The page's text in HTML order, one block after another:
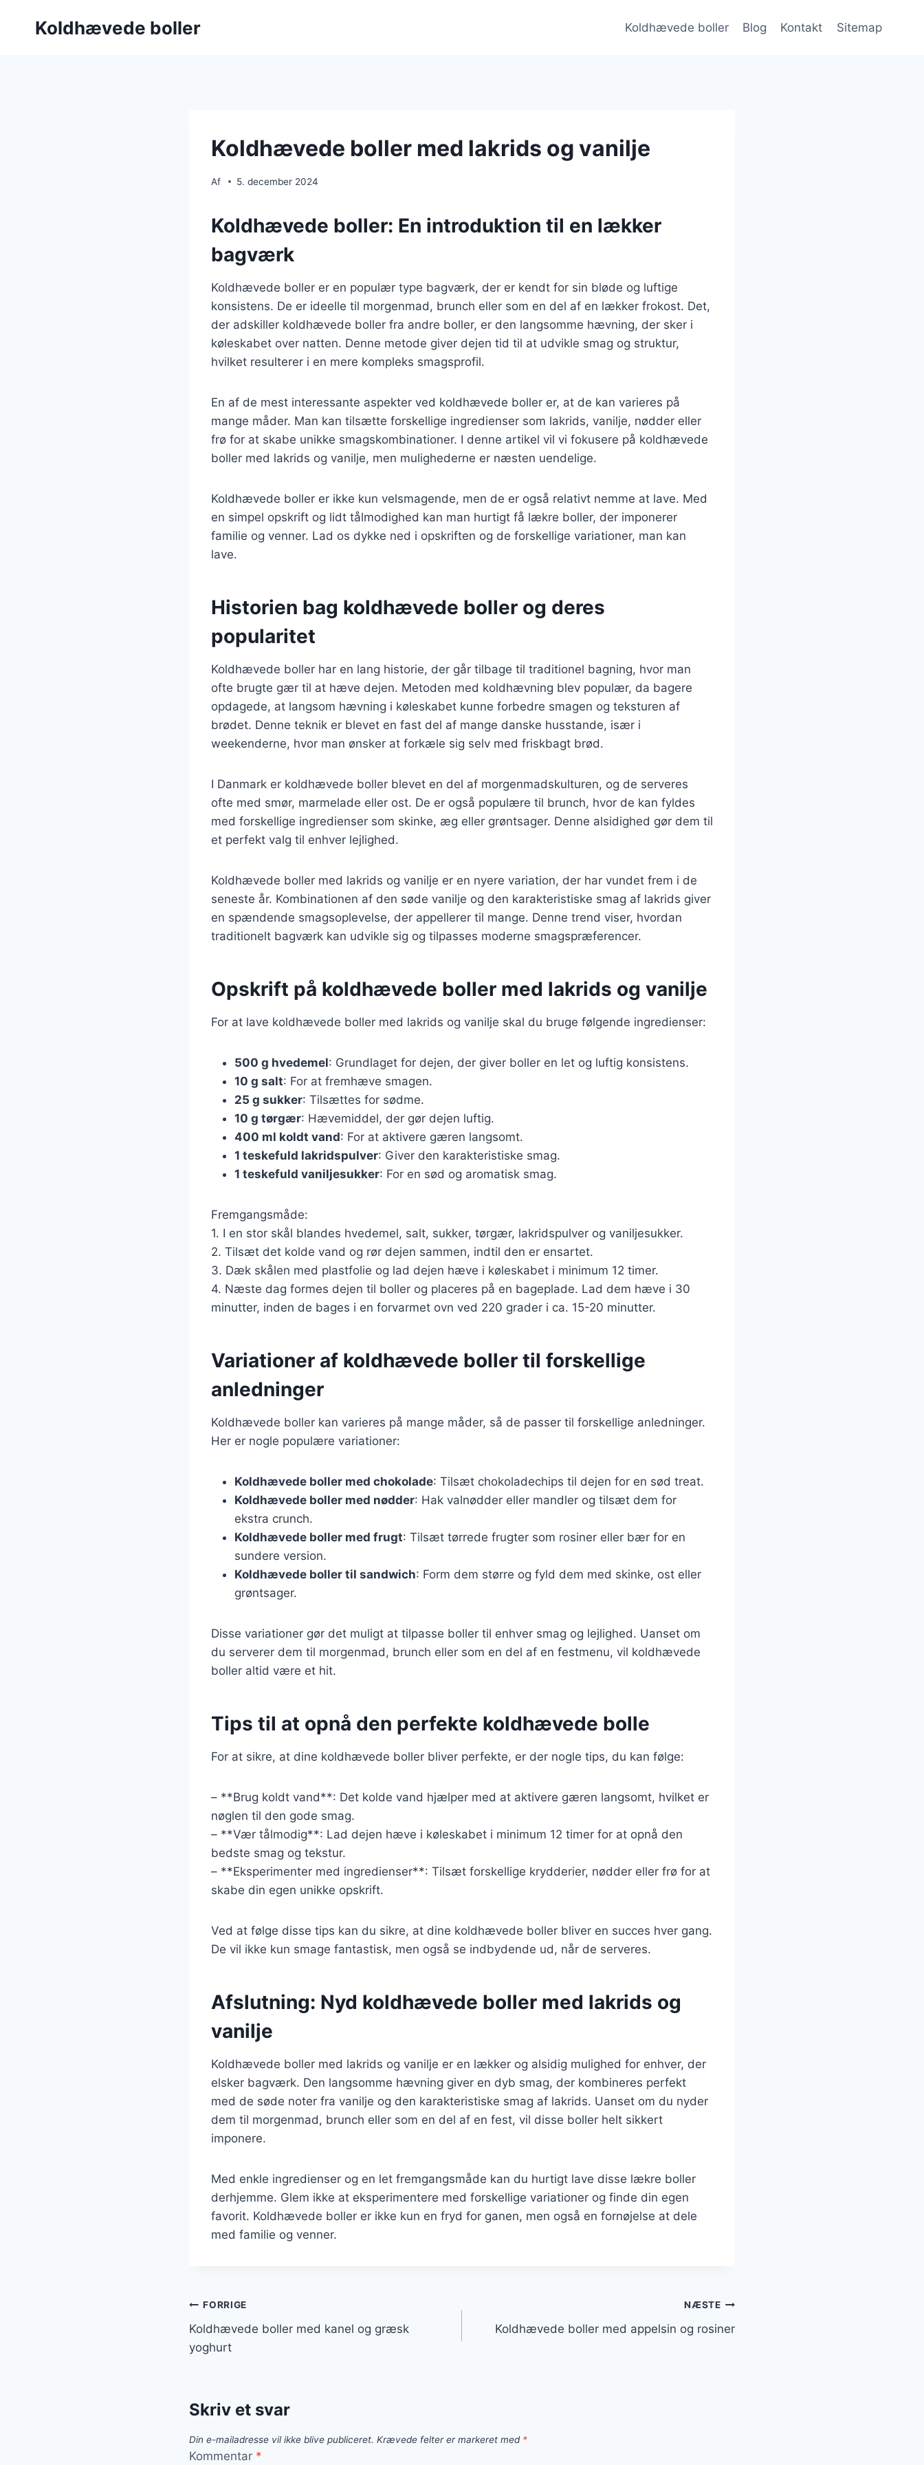
Koldhævede boller Koldhævede boller Blog Kontakt Sitemap
Koldhævede boller med lakrids og vanilje
Af 5. december 2024
Koldhævede boller: En introduktion til en lækker
bagværk
Koldhævede boller er en populær type bagværk, der er kendt for sin bløde og luftige
konsistens. De er ideelle til morgenmad, brunch eller som en del af en lækker frokost. Det,
der adskiller koldhævede boller fra andre boller, er den langsomme hævning, der sker i
køleskabet over natten. Denne metode giver dejen tid til at udvikle smag og struktur,
hvilket resulterer i en mere kompleks smagsprofil.
En af de mest interessante aspekter ved koldhævede boller er, at de kan varieres på
mange måder. Man kan tilsætte forskellige ingredienser som lakrids, vanilje, nødder eller
frø for at skabe unikke smagskombinationer. I denne artikel vil vi fokusere på koldhævede
boller med lakrids og vanilje, men mulighederne er næsten uendelige.
Koldhævede boller er ikke kun velsmagende, men de er også relativt nemme at lave. Med
en simpel opskrift og lidt tålmodighed kan man hurtigt få lækre boller, der imponerer
familie og venner. Lad os dykke ned i opskriften og de forskellige variationer, man kan
lave.
Historien bag koldhævede boller og deres
popularitet
Koldhævede boller har en lang historie, der går tilbage til traditionel bagning, hvor man
ofte brugte gær til at hæve dejen. Metoden med koldhævning blev populær, da bagere
opdagede, at langsom hævning i køleskabet kunne forbedre smagen og teksturen af
brødet. Denne teknik er blevet en fast del af mange danske husstande, især i
weekenderne, hvor man ønsker at forkæle sig selv med friskbagt brød.
I Danmark er koldhævede boller blevet en del af morgenmadskulturen, og de serveres
ofte med smør, marmelade eller ost. De er også populære til brunch, hvor de kan fyldes
med forskellige ingredienser som skinke, æg eller grøntsager. Denne alsidighed gør dem til
et perfekt valg til enhver lejlighed.
Koldhævede boller med lakrids og vanilje er en nyere variation, der har vundet frem i de
seneste år. Kombinationen af den søde vanilje og den karakteristiske smag af lakrids giver
en spændende smagsoplevelse, der appellerer til mange. Denne trend viser, hvordan
traditionelt bagværk kan udvikle sig og tilpasses moderne smagspræferencer.
Opskrift på koldhævede boller med lakrids og vanilje
For at lave koldhævede boller med lakrids og vanilje skal du bruge følgende ingredienser:
500 g hvedemel: Grundlaget for dejen, der giver boller en let og luftig konsistens.
10 g salt: For at fremhæve smagen.
25 g sukker: Tilsættes for sødme.
10 g tørgær: Hævemiddel, der gør dejen luftig.
400 ml koldt vand: For at aktivere gæren langsomt.
1 teskefuld lakridspulver: Giver den karakteristiske smag.
1 teskefuld vaniljesukker: For en sød og aromatisk smag.
Fremgangsmåde:
1. I en stor skål blandes hvedemel, salt, sukker, tørgær, lakridspulver og vaniljesukker.
2. Tilsæt det kolde vand og rør dejen sammen, indtil den er ensartet.
3. Dæk skålen med plastfolie og lad dejen hæve i køleskabet i minimum 12 timer.
4. Næste dag formes dejen til boller og placeres på en bageplade. Lad dem hæve i 30
minutter, inden de bages i en forvarmet ovn ved 220 grader i ca. 15-20 minutter.
Variationer af koldhævede boller til forskellige
anledninger
Koldhævede boller kan varieres på mange måder, så de passer til forskellige anledninger.
Her er nogle populære variationer:
Koldhævede boller med chokolade: Tilsæt chokoladechips til dejen for en sød treat.
Koldhævede boller med nødder: Hak valnødder eller mandler og tilsæt dem for
ekstra crunch.
Koldhævede boller med frugt: Tilsæt tørrede frugter som rosiner eller bær for en
sundere version.
Koldhævede boller til sandwich: Form dem større og fyld dem med skinke, ost eller
grøntsager.
Disse variationer gør det muligt at tilpasse boller til enhver smag og lejlighed. Uanset om
du serverer dem til morgenmad, brunch eller som en del af en festmenu, vil koldhævede
boller altid være et hit.
Tips til at opnå den perfekte koldhævede bolle
For at sikre, at dine koldhævede boller bliver perfekte, er der nogle tips, du kan følge:
– **Brug koldt vand**: Det kolde vand hjælper med at aktivere gæren langsomt, hvilket er
nøglen til den gode smag.
– **Vær tålmodig**: Lad dejen hæve i køleskabet i minimum 12 timer for at opnå den
bedste smag og tekstur.
– **Eksperimenter med ingredienser**: Tilsæt forskellige krydderier, nødder eller frø for at
skabe din egen unikke opskrift.
Ved at følge disse tips kan du sikre, at dine koldhævede boller bliver en succes hver gang.
De vil ikke kun smage fantastisk, men også se indbydende ud, når de serveres.
Afslutning: Nyd koldhævede boller med lakrids og
vanilje
Koldhævede boller med lakrids og vanilje er en lækker og alsidig mulighed for enhver, der
elsker bagværk. Den langsomme hævning giver en dyb smag, der kombineres perfekt
med de søde noter fra vanilje og den karakteristiske smag af lakrids. Uanset om du nyder
dem til morgenmad, brunch eller som en del af en fest, vil disse boller helt sikkert
imponere.
Med enkle ingredienser og en let fremgangsmåde kan du hurtigt lave disse lækre boller
derhjemme. Glem ikke at eksperimentere med forskellige variationer og finde din egen
favorit. Koldhævede boller er ikke kun en fryd for ganen, men også en fornøjelse at dele
med familie og venner.
Indlægsnavigation
FORRIGE
Koldhævede boller med kanel og græsk
yoghurt
NÆSTE
Koldhævede boller med appelsin og rosiner
Skriv et svar
Din e-mailadresse vil ikke blive publiceret. Krævede felter er markeret med *
Kommentar *